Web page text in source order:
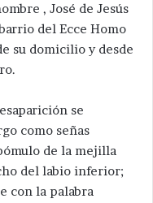
, José de Jesús
del Ecce Homo
su domicilio y desde
se
como señas
de la mejilla
del labio inferior;
con la palabra